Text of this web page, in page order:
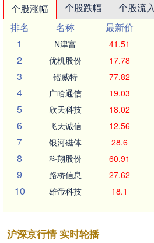
个股涨幅 个股跌幅 个股流入
排名
名称 最新价
1
N津富 41.51
2 优机股份 17.78
3 锴威特 77.82
4 广哈通信 19.03
5 欣天科技 18.02
6 飞天诚信 12.56
7 银河磁体 28.6
8 科翔股份 60.91
9 路桥信息 27.62
10 雄帝科技 18.1
沪深京行情 实时轮播